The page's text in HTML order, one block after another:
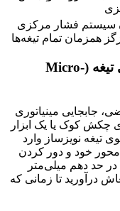
فشار مرکزی
همزمان تمام تیغه‌ها
روش اول: تکنیک جابجایی مینیاتوری تیغه (Micro-
جابجایی مینیاتوری
چکش کوک یا یک ابزار
تیغه نویزساز وارد
محور خود و دور کردن
در حد دهم میلی‌متر
درآورید تا زمانی که